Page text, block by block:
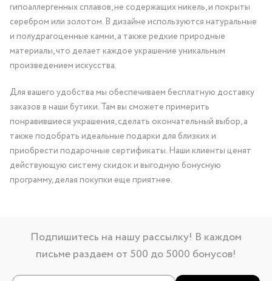
гипоаллергенных сплавов, не содержащих никель, и покрыты
серебром или золотом. В дизайне используются натуральные
и полудрагоценные камни, а также редкие природные
материалы, что делает каждое украшение уникальным
произведением искусства.
Для вашего удобства мы обеспечиваем бесплатную доставку
заказов в наши бутики. Там вы сможете примерить
понравившиеся украшения, сделать окончательный выбор, а
также подобрать идеальные подарки для близких и
приобрести подарочные сертификаты. Наши клиенты ценят
действующую систему скидок и выгодную бонусную
программу, делая покупки еще приятнее.
Подпишитесь на нашу рассылку! В каждом
письме раздаем от 500 до 5000 бонусов!